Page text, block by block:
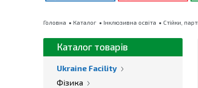
Головна Каталог Інклюзивна освіта Стійки,
Каталог товарів
Ukraine Facility
Фізика